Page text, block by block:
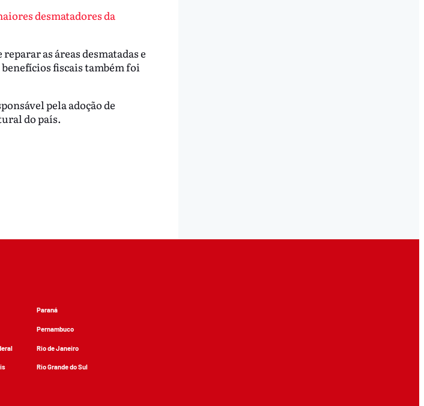
desmatadores da
as áreas desmatadas e
fiscais também foi
pela adoção de
do país.
Paraná
Pernambuco
Rio de Janeiro
Rio Grande do Sul